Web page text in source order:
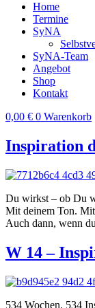
Home
Termine
SyNA
SyNA-Team
Angebot
Shop
Kontakt
0,00 € 0 Warenkorb
Inspiration
Du wirkst – ob Du
Mit deinem Ton.
Auch dann, wenn
W 14 –
534 Wochen. 534